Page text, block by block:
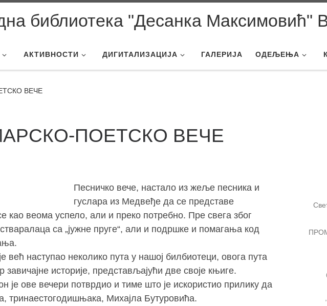
библиотека "Десанка Максимовић"
АКТИВНОСТИ ДИГИТАЛИЗАЦИЈА ГАЛЕРИЈА ОДЕЉЕЊА
ВЕЧЕ
ПОЕТСКО ВЕЧЕ
Песничко вече, настало из жеље песника и
гуслара из Медвеђе да се представе
као веома успело, али и преко потребно. Пре свега због
са „јужне пруге“, али и подршке и помагања код
већ наступао неколико пута у нашој билбиотеци, овога пута
историје, представљајући две своје књиге.
је ове вечери потврдио и тиме што је искористио прилику да
тринаестогодишњака, Михајла Бутуровића.